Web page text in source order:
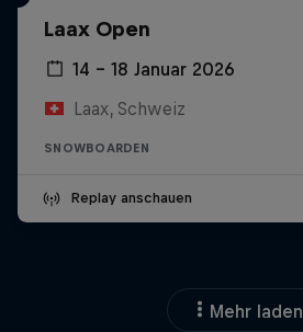
Laax Open
14 – 18 Januar 2026
Laax, Schweiz
SNOWBOARDEN
Replay anschauen
Mehr laden